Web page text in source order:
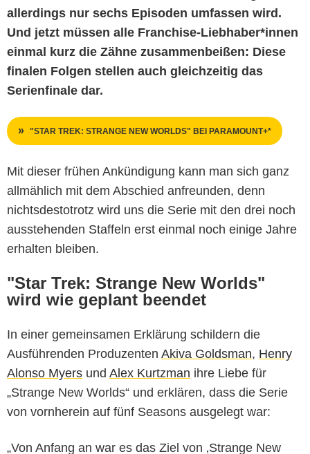
allerdings nur sechs Episoden umfassen wird.
Und jetzt müssen alle Franchise-Liebhaber*innen
einmal kurz die Zähne zusammenbeißen: Diese
finalen Folgen stellen auch gleichzeitig das
Serienfinale dar.
"STAR TREK: STRANGE NEW WORLDS" BEI PARAMOUNT+*
Mit dieser frühen Ankündigung kann man sich ganz
allmählich mit dem Abschied anfreunden, denn
nichtsdestotrotz wird uns die Serie mit den drei noch
ausstehenden Staffeln erst einmal noch einige Jahre
erhalten bleiben.
"Star Trek: Strange New Worlds"
wird wie geplant beendet
In einer gemeinsamen Erklärung schildern die
Ausführenden Produzenten Akiva Goldsman, Henry
Alonso Myers und Alex Kurtzman ihre Liebe für
„Strange New Worlds“ und erklären, dass die Serie
von vornherein auf fünf Seasons ausgelegt war:
„Von Anfang an war es das Ziel von ‚Strange New